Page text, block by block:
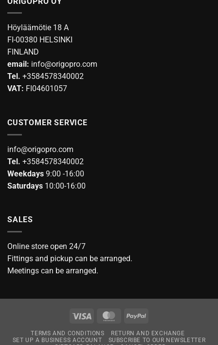
may
be
the
product
page
Höyläämötie 18 A
FI-00380 HELSINKI
FINLAND
email: info@origopro.com
Tel. +3584578340002
VAT: FI04601057
CUSTOMER SERVICE
info@origopro.com
Tel. +3584578340002
Weekdays 9:00 -16:00
Saturdays 10:00-16:00
SALES
Online store open 24/7
Fittings and pickup can be arranged.
Meetings can be arranged.
Visa MasterCardPayPal
TERMS AND CONDITIONS
RETURN AND EXCHANGE
SET UP A BUSINESS ACCOUNT
SUBSCRIBE TO OUR NEWSLETTER